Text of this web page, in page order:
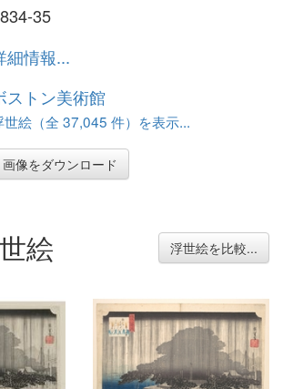
35
細情報...
ストン美術館
世絵（全 37,045 件）を表示...
画像をダウンロード
絵 浮世絵を比較...